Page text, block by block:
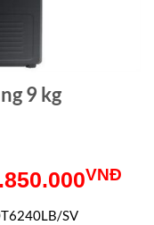
9 kg
VNĐGiá
SV